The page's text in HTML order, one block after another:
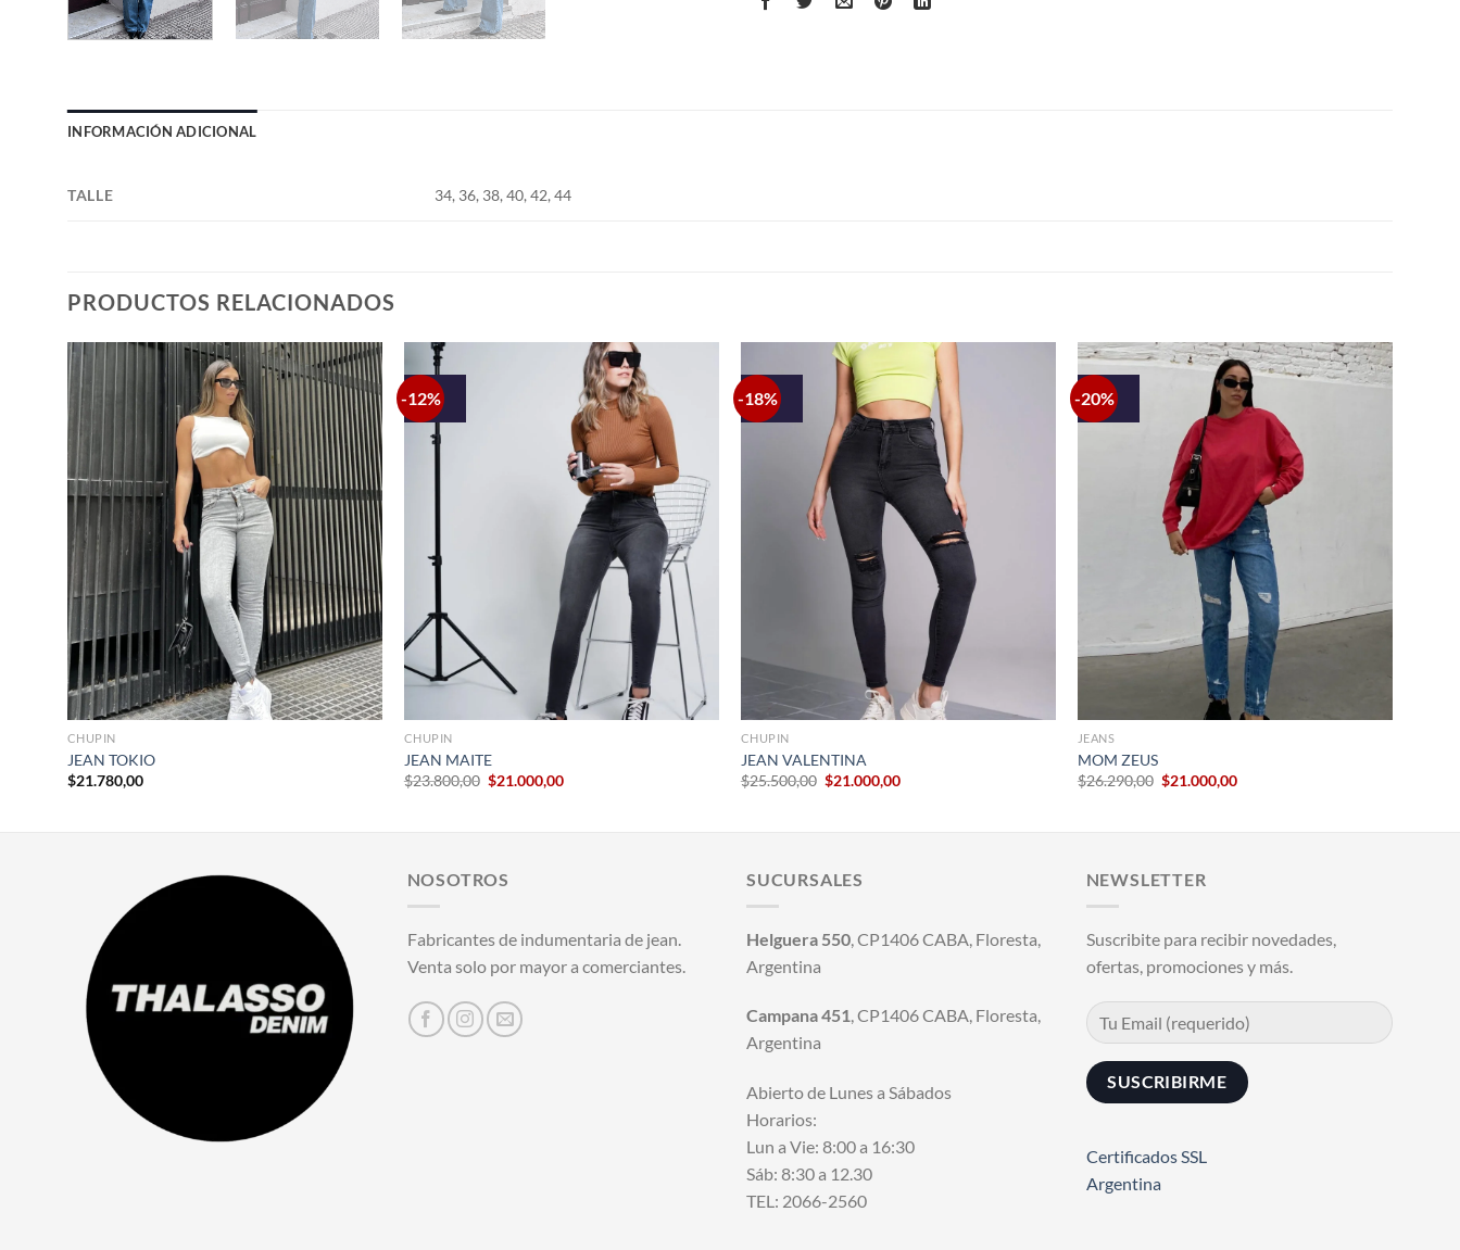
INFORMACIÓN ADICIONAL
TALLE 34, 36, 38, 40, 42, 44
PRODUCTOS RELACIONADOS
CHUPIN
JEAN TOKIO
$21.780,00
-12%
CHUPIN
JEAN MAITE
$23.800,00 El
$21.000,00El
-18%
CHUPIN
JEAN VALENTINA
$25.500,00 El
$21.000,00El
-20%
JEANS
MOM ZEUS
$26.290,00 El
$21.000,00El
NOSOTROS
Fabricantes de indumentaria de jean.
Venta solo por mayor a comerciantes.
SUCURSALES
Helguera 550 , CP1406 CABA, Floresta,
Argentina
Campana 451, CP1406 CABA, Floresta,
Argentina
Abierto de Lunes a Sábados
Horarios:
Lun a Vie: 8:00 a 16:30
Sáb: 8:30 a 12.30
TEL: 2066-2560
NEWSLETTER
Suscribite para recibir novedades,
ofertas, promociones y más.
Certificados SSL
Argentina